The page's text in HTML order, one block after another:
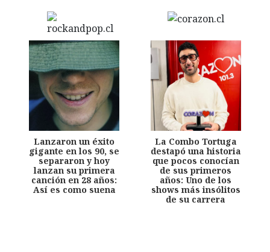
Lanzaron un éxito
gigante en los 90, se
separaron y hoy
lanzan su primera
canción en 28 años:
Así es como suena
La Combo Tortuga
destapó una historia
que pocos conocían
de sus primeros
años: Uno de los
shows más insólitos
de su carrera